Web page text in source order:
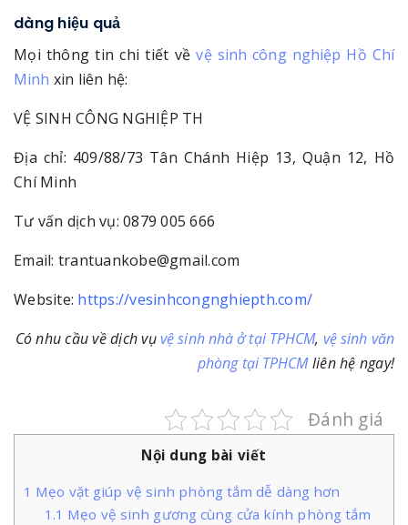
dàng hiệu quả
Mọi thông tin chi tiết vềvệ sinh công nghiệp Hồ Chí
Minh xin liên hệ:
VỆ SINH CÔNG NGHIỆP TH
Địa chỉ: 409/88/73 Tân Chánh Hiệp 13, Quận 12, Hồ
Chí Minh
Tư vấn dịch vụ: 0879 005 666
Email: trantuankobe@gmail.com
Website: https://vesinhcongnghiepth.com/
Có nhu cầu về dịch vụvệ sinh nhà ở tại TPHCM, vệ sinh văn
phòng tại TPHCMliên hệ ngay!
Đánh giá
Nội dung bài viết
1 Mẹo vặt giúp vệ sinh phòng tắm dễ dàng hơn
1.1 Mẹo vệ sinh gương cùng cửa kính phòng tắm